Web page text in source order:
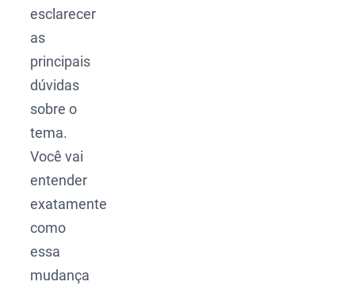
esclarecer
as
principais
dúvidas
sobre o
tema.
Você vai
entender
exatamente
como
essa
mudança